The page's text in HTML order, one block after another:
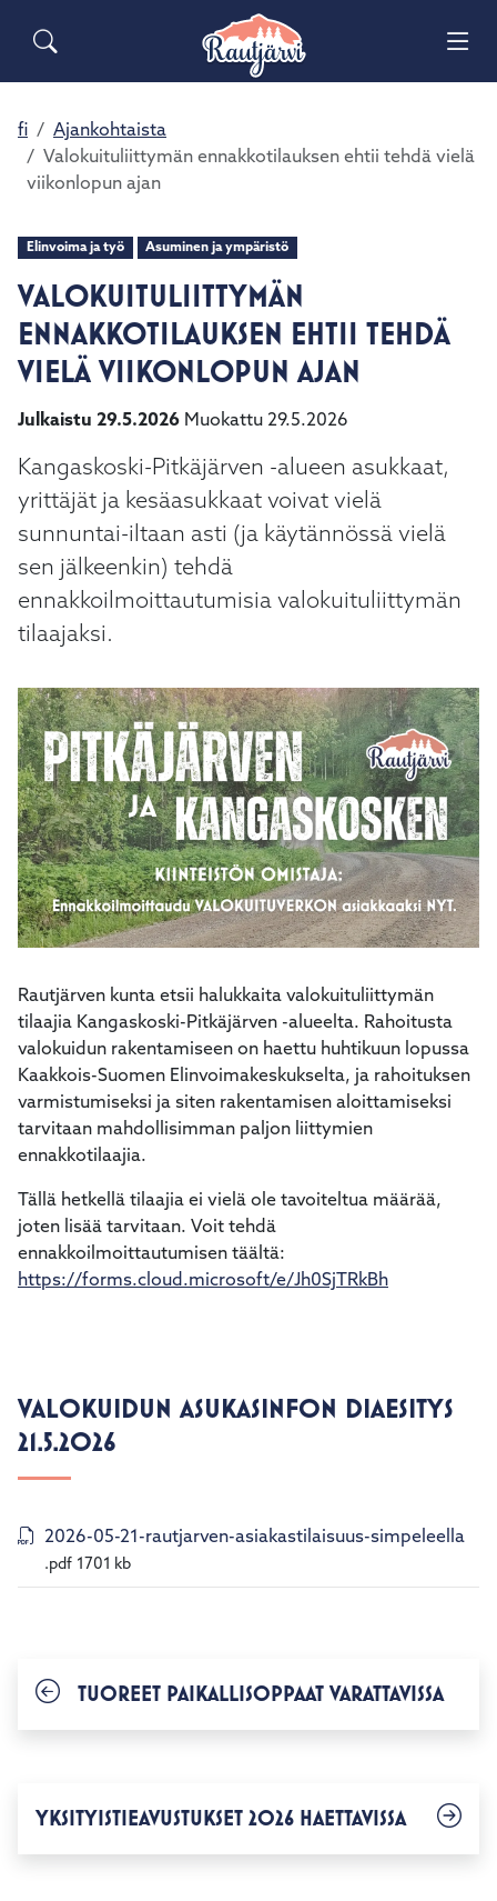
Siirry pääsisältöön Siirry päävalikkoon
Sähköiset lomakkeet
Haku
Valitse
oleva
tulos
ylös-
alasnuolilla.
valittuun
hakutulokseen
painamalla
enteriä.
käyttäjät
voivat
käyttää
kosketus-
ja
pyyhkäisyliikkeitä.
Asuminen ja ympäristö
Opetus ja kasvatus
Hyvinvointi ja terveys
Kulttuuri ja vapaa-aika
Kunta ja päätöksenteko
Elinvoima ja työ
fi
Ajankohtaista
Valokuituliittymän ennakkotilauksen ehtii tehdä vielä
viikonlopun ajan
Elinvoima ja työ Asuminen ja ympäristö
VALOKUITULIITTYMÄN
ENNAKKOTILAUKSEN EHTII TEHDÄ
VIELÄ VIIKONLOPUN AJAN
Julkaistu 29.5.2026 Muokattu 29.5.2026
Kangaskoski-Pitkäjärven -alueen asukkaat,
yrittäjät ja kesäasukkaat voivat vielä
sunnuntai-iltaan asti (ja käytännössä vielä
sen jälkeenkin) tehdä
ennakkoilmoittautumisia valokuituliittymän
tilaajaksi.
Rautjärven kunta etsii halukkaita valokuituliittymän
tilaajia Kangaskoski-Pitkäjärven -alueelta. Rahoitusta
valokuidun rakentamiseen on haettu huhtikuun lopussa
Kaakkois-Suomen Elinvoimakeskukselta, ja rahoituksen
varmistumiseksi ja siten rakentamisen aloittamiseksi
tarvitaan mahdollisimman paljon liittymien
ennakkotilaajia.
Tällä hetkellä tilaajia ei vielä ole tavoiteltua määrää,
joten lisää tarvitaan. Voit tehdä
ennakkoilmoittautumisen täältä:
https://forms.cloud.microsoft/e/Jh0SjTRkBh
VALOKUIDUN ASUKASINFON DIAESITYS
21.5.2026
2026-05-21-rautjarven-asiakastilaisuus-simpeleella
.pdf 1701 kb
TUOREET PAIKALLISOPPAAT VARATTAVISSA
YKSITYISTIEAVUSTUKSET 2026 HAETTAVISSA